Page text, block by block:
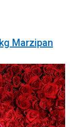
Marzipan